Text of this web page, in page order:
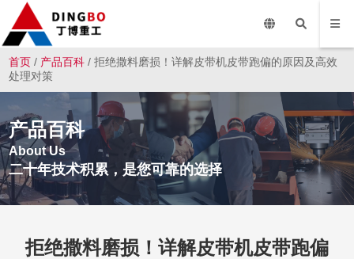
首页 / 产品百科 / 拒绝撒料磨损！详解皮带机皮带跑偏的原因及高效
处理对策
产品百科
About Us
二十年技术积累，是您可靠的选择
拒绝撒料磨损！详解皮带机皮带跑偏